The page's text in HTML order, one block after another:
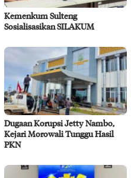
Kemenkum Sulteng
Sosialisasikan SILAKUM
Dugaan Korupsi Jetty Nambo,
Kejari Morowali Tunggu Hasil
PKN